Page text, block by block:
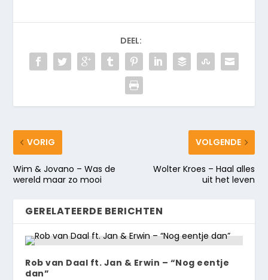
DEEL:
VORIG
Wim & Jovano – Was de
wereld maar zo mooi
VOLGENDE
Wolter Kroes – Haal alles
uit het leven
GERELATEERDE BERICHTEN
Rob van Daal ft. Jan & Erwin – “Nog eentje
dan”